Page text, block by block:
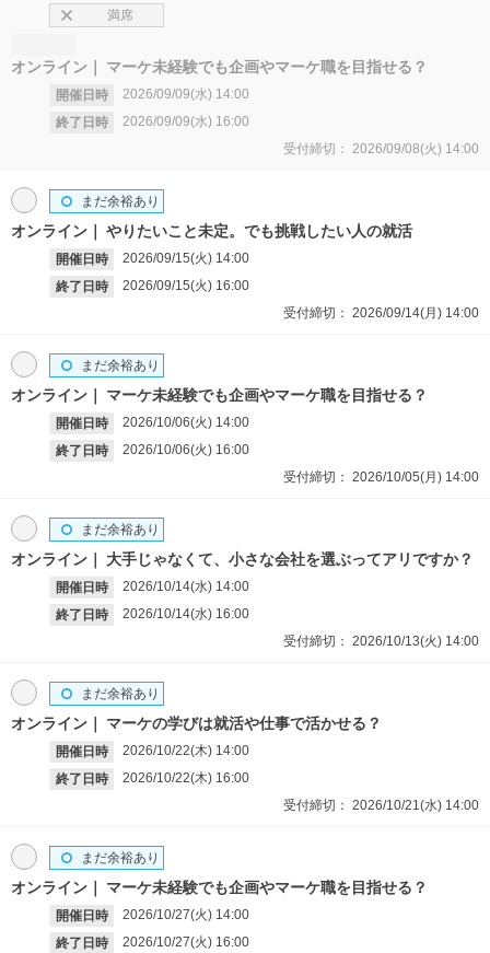
オンライン マーケ未経験でも企画やマーケ職を目指せる？
開催日時 2026/09/09(水) 14:00
終了日時
2026/09/09(水) 16:00
満席
受付締切： 2026/09/08(火) 14:00
オンライン やりたいこと未定。でも挑戦したい人の就活
開催日時 2026/09/15(火) 14:00
終了日時
2026/09/15(火) 16:00
まだ余裕あり
受付締切： 2026/09/14(月) 14:00
オンライン マーケ未経験でも企画やマーケ職を目指せる？
開催日時 2026/10/06(火) 14:00
終了日時
2026/10/06(火) 16:00
まだ余裕あり
受付締切： 2026/10/05(月) 14:00
オンライン 大手じゃなくて、小さな会社を選ぶってアリですか？
開催日時 2026/10/14(水) 14:00
終了日時
2026/10/14(水) 16:00
まだ余裕あり
受付締切： 2026/10/13(火) 14:00
オンライン マーケの学びは就活や仕事で活かせる？
開催日時 2026/10/22(木) 14:00
終了日時
2026/10/22(木) 16:00
まだ余裕あり
受付締切： 2026/10/21(水) 14:00
オンライン マーケ未経験でも企画やマーケ職を目指せる？
開催日時 2026/10/27(火) 14:00
終了日時
2026/10/27(火) 16:00
まだ余裕あり